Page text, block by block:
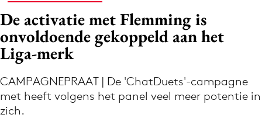
Download de app
Volg het laatste nieuws via de Adformatie
De activatie met Flemming is
onvoldoende gekoppeld aan het
Liga-merk
CAMPAGNEPRAAT | De 'ChatDuets'-campagne
met heeft volgens het panel veel meer potentie in
zich.